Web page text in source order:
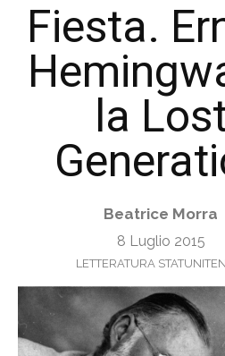
Fiesta.
la
Beatrice Morra
8 Luglio 2015
LETTERATURA